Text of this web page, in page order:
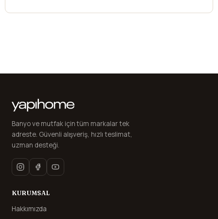
Banyo ve mutfak için tüm markalar tek
adreste. Güvenli alışveriş, hızlı teslimat,
uzman desteği.
KURUMSAL
Hakkımızda